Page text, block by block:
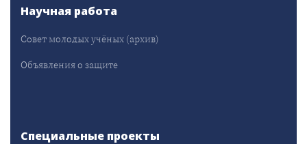
Научная работа
Совет молодых учёных (архив)
Объявления о защите
Специальные проекты